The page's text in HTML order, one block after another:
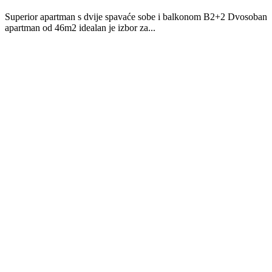
Superior apartman s dvije spavaće sobe i balkonom B2+2 Dvosoban
apartman od 46m2 idealan je izbor za...